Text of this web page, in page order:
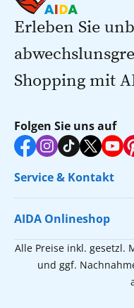
Erleben Sie
Shopping mit
Folgen Sie uns auf
Service & Kontakt
AIDA Onlineshop
Alle Preise inkl. gesetzl.
und ggf.